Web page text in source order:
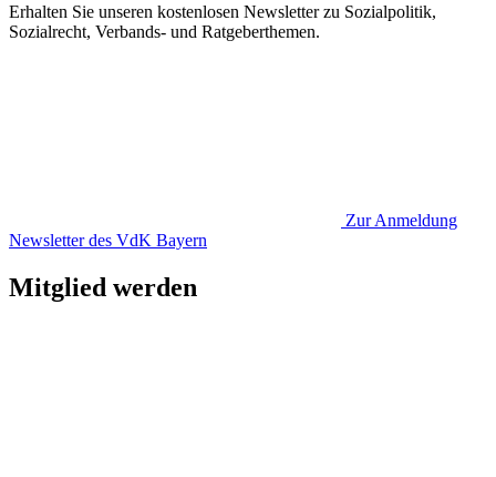
Erhalten Sie unseren kostenlosen Newsletter zu Sozialpolitik,
Sozialrecht, Verbands- und Ratgeberthemen.
Zur Anmeldung
Newsletter des VdK Bayern
Mitglied werden